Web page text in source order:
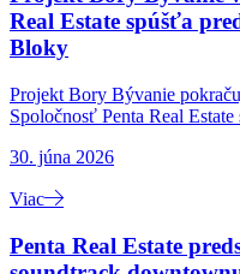
Real Estate spúšťa
Bloky
Projekt Bory Bývanie
Spoločnosť Penta Real
30. júna 2026
Viac
Penta Real Estate